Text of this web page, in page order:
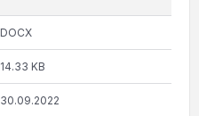
DOCX
14.33 KB
30.09.2022